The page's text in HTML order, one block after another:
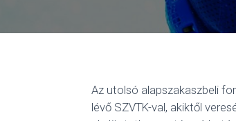
Az utolsó alapszakaszbeli
lévő SZVTK-val, akiktől